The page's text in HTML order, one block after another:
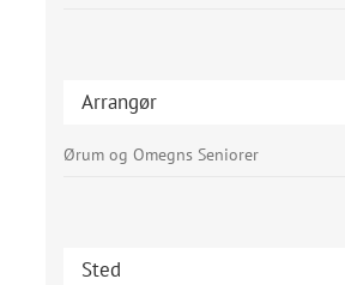
Arrangør
Ørum og Omegns Seniorer
Sted